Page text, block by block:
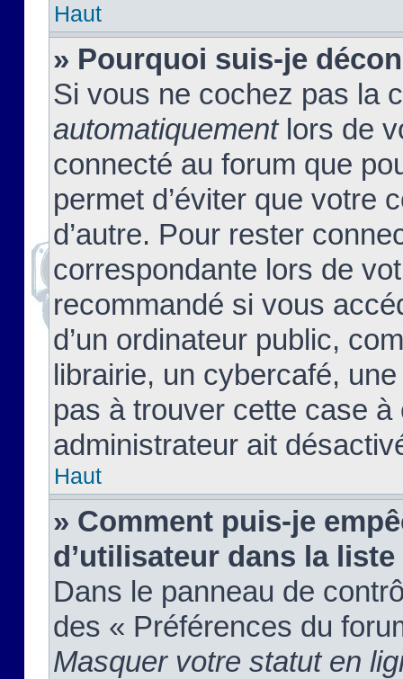
Haut
» Pourquoi suis-je
Si vous ne cochez pas la
automatiquementlors de
connecté au forum que
permet d’éviter que votre
d’autre. Pour rester
correspondante lors de
recommandé si vous
d’un ordinateur public,
librairie, un cybercafé,
pas à trouver cette case à
administrateur ait
Haut
» Comment puis-je
d’utilisateur dans la
Dans le panneau de
des « Préférences du
Masquer votre statut en